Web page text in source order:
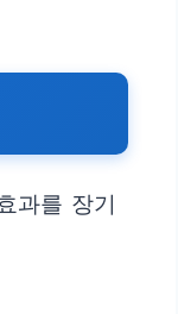
과를 장기